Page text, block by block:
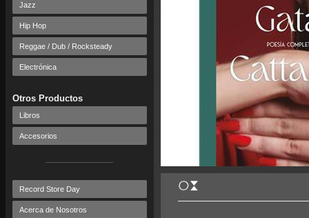
Jazz
Hip Hop
Reggae / Dub / Rocksteady
Electrónica
Otros Productos
Libros
Accesorios
Record Store Day
Acerca de Nosotros